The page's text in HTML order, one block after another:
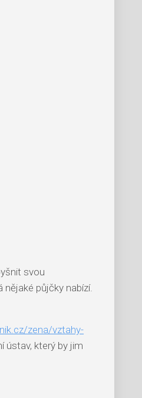
svou
půjčky nabízí.
zena/vztahy-
ústav, který by jim